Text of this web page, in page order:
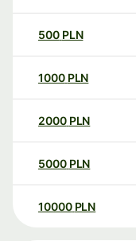
500 PLN
1000 PLN
2000 PLN
5000 PLN
10000 PLN